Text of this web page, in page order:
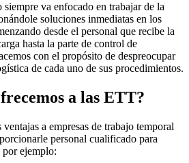
siempre va enfocado en trabajar de la
soluciones inmediatas en los
desde el personal que recibe la
hasta la parte de control de
con el propósito de despreocupar
de cada uno de sus procedimientos.
a las ETT?
a empresas de trabajo temporal
personal cualificado para
ejemplo: